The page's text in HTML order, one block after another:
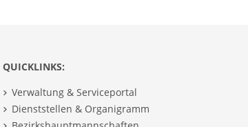
QUICKLINKS:
Verwaltung & Serviceportal
Dienststellen & Organigramm